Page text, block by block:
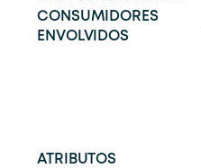
CONSUMIDORES
ENVOLVIDOS
ATRIBUTOS